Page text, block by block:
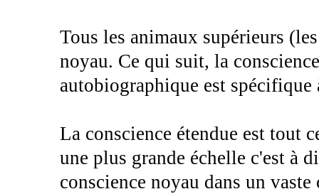
Tous les animaux supérieurs
noyau. Ce qui suit, la
autobiographique est spécifique
La conscience étendue est tout
une plus grande échelle c'est à
conscience noyau dans un